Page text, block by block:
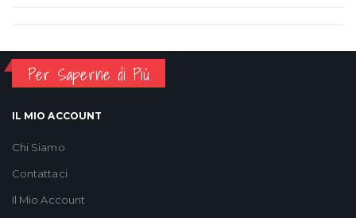
Per Saperne di Più
IL MIO ACCOUNT
Chi Siamo
Contattaci
Il Mio Account